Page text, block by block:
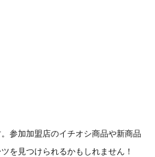
参加加盟店のイチオシ商品や新商品
を見つけられるかもしれません！